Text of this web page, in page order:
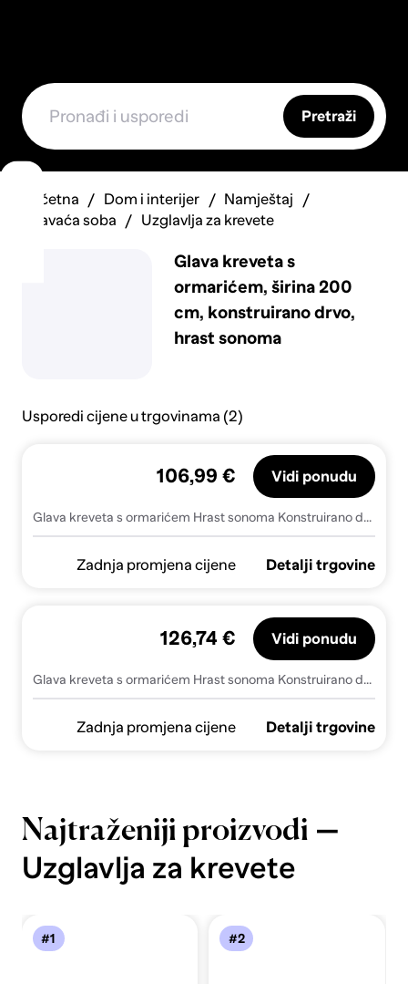
Pretraži
Početna Dom i interijer
Namještaj
Spavaća soba
Uzglavlja za krevete
Glava kreveta s
ormarićem, širina 200
cm, konstruirano drvo,
hrast sonoma
Usporedi cijene u trgovinama (2)
Glava kreveta s ormarićem Hrast sonoma Konstruirano drvo
106,99 € Vidi ponudu
Zadnja promjena cijene Detalji trgovine
Glava kreveta s ormarićem Hrast sonoma Konstruirano drvo - Hrast sonoma 200 cm
126,74 € Vidi ponudu
Zadnja promjena cijene Detalji trgovine
Najtraženiji proizvodi —
Uzglavlja za krevete
#1 #2